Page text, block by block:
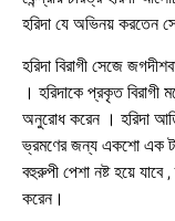
হরিদা যে অভিনয় করতেন
হরিদা বিরাগী সেজে
। হরিদাকে প্রকৃত
অনুরোধ করেন । হরিদা
ভ্রমণের জন্য একশো এক
বহুরুপী পেশা নষ্ট হয়ে
করেন।